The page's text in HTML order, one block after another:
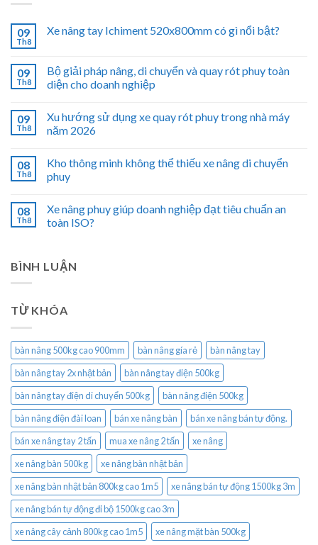
09
Th8
Xe nâng tay Ichiment 520x800mm có gì nổi bật?
09
Th8
Bộ giải pháp nâng, di chuyển và quay rót phuy toàn
diện cho doanh nghiệp
09
Th8
Xu hướng sử dụng xe quay rót phuy trong nhà máy
năm 2026
08
Th8
Kho thông minh không thể thiếu xe nâng di chuyển
phuy
08
Th8
Xe nâng phuy giúp doanh nghiệp đạt tiêu chuẩn an
toàn ISO?
BÌNH LUẬN
TỪ KHÓA
bàn nâng 500kg cao 900mm bàn nâng gía rẻ
bàn nâng tay
bàn nâng tay 2x nhật bản
bàn nâng tay điện 500kg
bàn nâng tay điện di chuyển 500kg
bàn nâng điện 500kg
bàn nâng điện đài loan
bán xe nâng bàn
bán xe nâng bán tự động.
bán xe nâng tay 2 tấn
mua xe nâng 2 tấn
xe nâng
xe nâng bàn 500kg
xe nâng bàn nhật bản
xe nâng bàn nhật bản 800kg cao 1m5
xe nâng bán tự động 1500kg 3m
xe nâng bán tự động đi bộ 1500kg cao 3m
xe nâng cây cảnh 800kg cao 1m5
xe nâng mặt bàn 500kg